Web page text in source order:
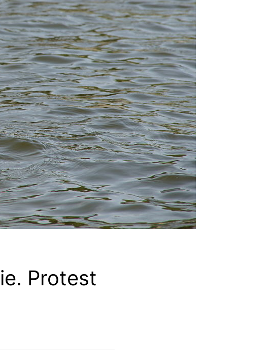
Protest